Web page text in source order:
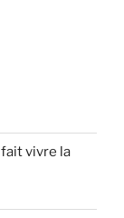
vivre la